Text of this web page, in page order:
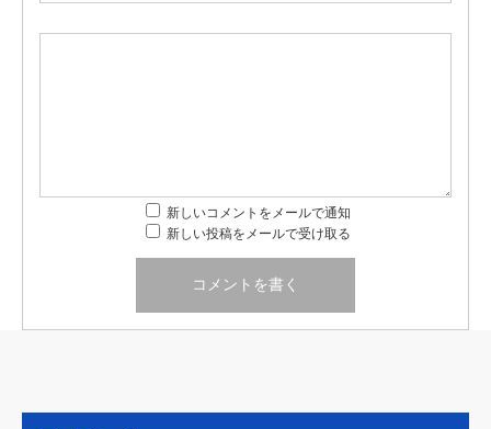
新しいコメントをメールで通知
新しい投稿をメールで受け取る